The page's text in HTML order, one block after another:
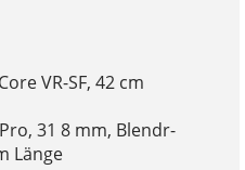
VR-SF, 42 cm
31 8 mm, Blendr-
Länge